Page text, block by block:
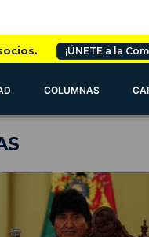
¡ÚNETE a la
COLUMNAS